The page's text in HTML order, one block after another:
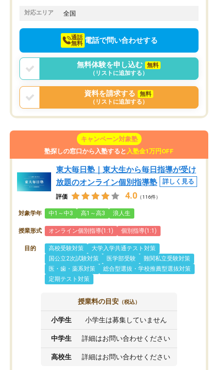
対応エリア 全国
通話
無料 電話で問い合わせする
無料体験を申し込む
無料
（リストに追加する）
資料を請求する
無料
（リストに追加する）
キャンペーン対象塾
塾探しの窓口から入塾すると 入塾金1万円OFF
東大毎日塾｜東大生から毎日指導が受け
放題のオンライン個別指導塾
詳しく見る
評価 4.0 （116件）
対象学年 中1～中3 高1～高3 浪人生
授業形式 オンライン個別指導(1:1) 個別指導(1:1)
目的 高校受験対策
大学入学共通テスト対策
国公立2次試験対策
医学部受験
難関私立受験対策
医・歯・薬系対策
総合型選抜・学校推薦型選抜対策
定期テスト対策
授業料の目安 （税込）
小学生 小学生は募集していません
中学生 詳細はお問い合わせください
高校生 詳細はお問い合わせください